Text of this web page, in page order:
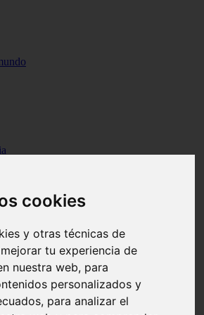
cookies
y otras técnicas de
tu experiencia de
nuestra web, para
personalizados y
para analizar el